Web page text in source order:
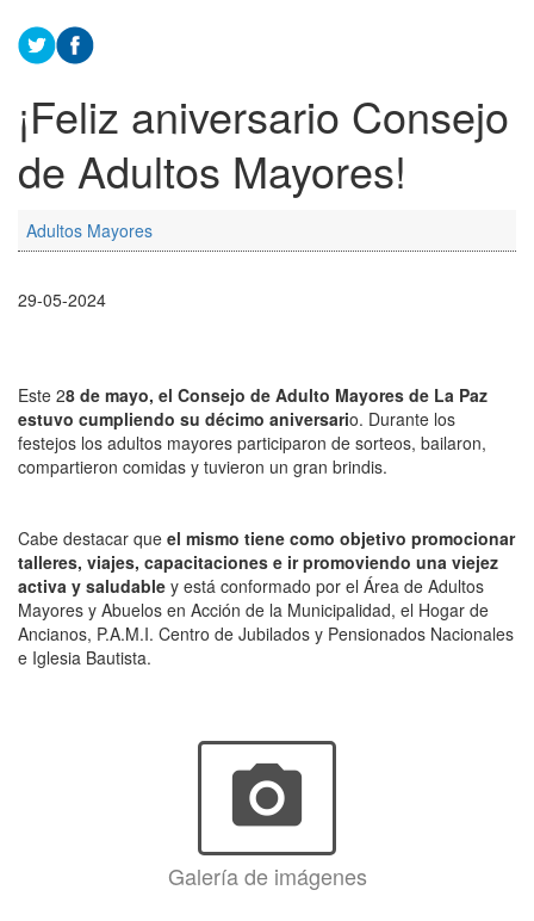
¡Feliz aniversario Consejo
de Adultos Mayores!
Adultos Mayores
29-05-2024
Este 28 de mayo, el Consejo de Adulto Mayores de La Paz
estuvo cumpliendo su décimo aniversario. Durante los
festejos los adultos mayores participaron de sorteos, bailaron,
compartieron comidas y tuvieron un gran brindis.
Cabe destacar que el mismo tiene como objetivo promocionar
talleres, viajes, capacitaciones e ir promoviendo una viejez
activa y saludable y está conformado por el Área de Adultos
Mayores y Abuelos en Acción de la Municipalidad, el Hogar de
Ancianos, P.A.M.I. Centro de Jubilados y Pensionados Nacionales
e Iglesia Bautista.
photo_camera
Galería de imágenes